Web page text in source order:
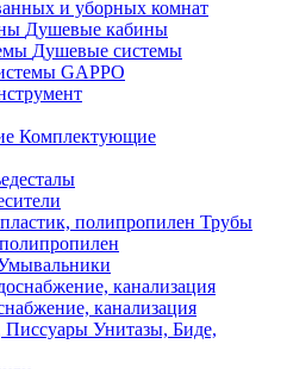
и уборных комнат
Душевые кабины
Душевые системы
GAPPO
Комплектующие
Трубы
канализация
Унитазы, Биде,